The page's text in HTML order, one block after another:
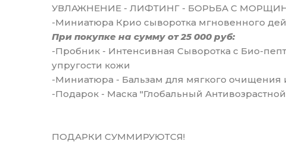
УВЛАЖНЕНИЕ - ЛИФТИНГ - БОРЬБА С
-Миниатюра Крио сыворотка мгновенного
При покупке на сумму от 25 000 руб:
-Пробник - Интенсивная Сыворотка с Био-
упругости кожи
-Миниатюра - Бальзам для мягкого очищения
-Подарок - Маска "Глобальный
ПОДАРКИ СУММИРУЮТСЯ!